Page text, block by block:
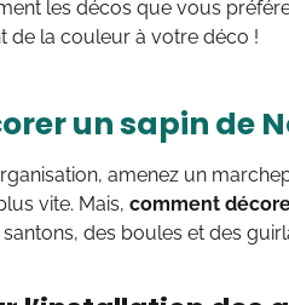
les décos que vous
de la couleur à votre déco !
un sapin de
amenez un
vite. Mais, comment
des boules et des